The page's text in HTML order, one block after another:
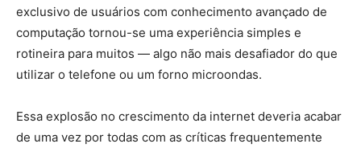
exclusivo de usuários com conhecimento avançado de
computação tornou-se uma experiência simples e
rotineira para muitos — algo não mais desafiador do que
utilizar o telefone ou um forno microondas.
Essa explosão no crescimento da internet deveria acabar
de uma vez por todas com as críticas frequentemente